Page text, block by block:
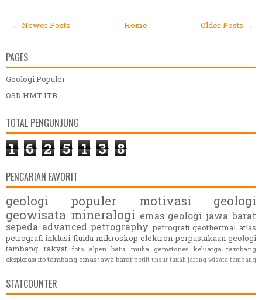
← Newer Posts Older Posts →
Home
PAGES
Geologi Populer
OSD HMT ITB
TOTAL PENGUNJUNG
1 6 2 5 1 3 8
PENCARIAN FAVORIT
geologi populer motivasi
geologi
geowisata mineralogi emas geologi jawa barat
sepeda advanced petrography petrografi geothermal atlas
petrografi inklusi fluida mikroskop elektron perpustakaan geologi
tambang rakyat foto alpen batu mulia gemstones keluarga tambang
eksplorasi itb tambang emas jawa barat perlit unsur tanah jarang wisata tambang
STATCOUNTER